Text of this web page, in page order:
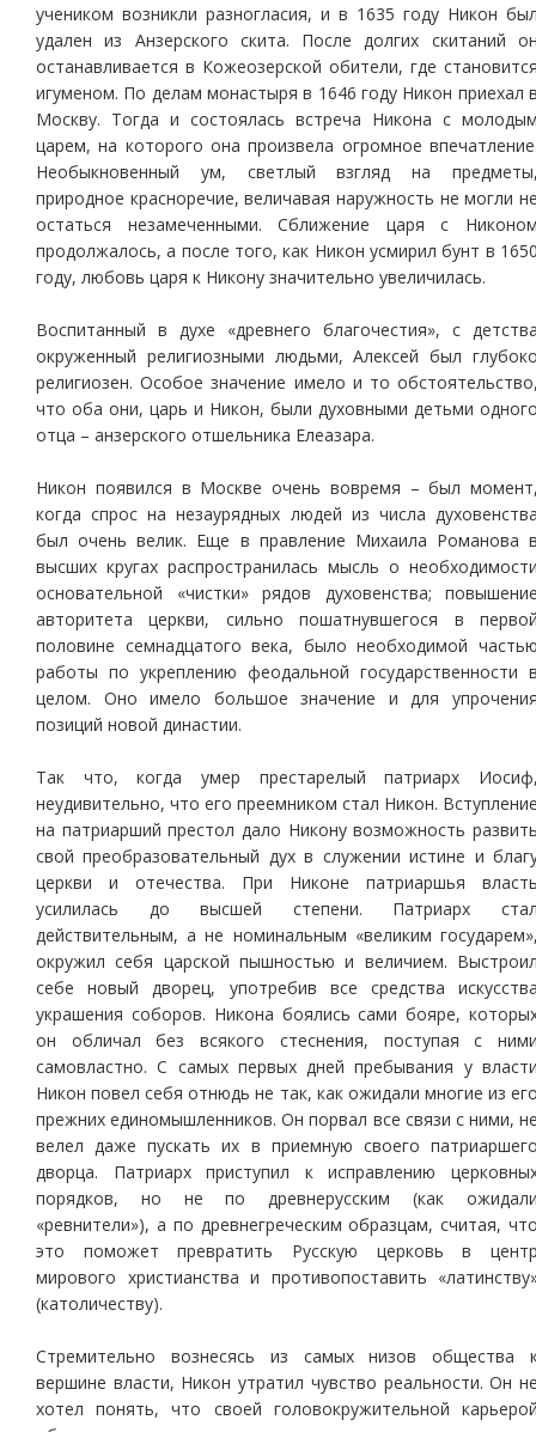
учеником возникли разногласия, и в 1635 году Никон
удален из Анзерского скита. После долгих скитаний
останавливается в Кожеозерской обители, где
игуменом. По делам монастыря в 1646 году Никон приехал
Москву. Тогда и состоялась встреча Никона с
царем, на которого она произвела огромное
Необыкновенный ум, светлый взгляд на
природное красноречие, величавая наружность не могли
остаться незамеченными. Сближение царя с
продолжалось, а после того, как Никон усмирил бунт в
году, любовь царя к Никону значительно увеличилась.
Воспитанный в духе «древнего благочестия», с
окруженный религиозными людьми, Алексей был
религиозен. Особое значение имело и то
что оба они, царь и Никон, были духовными детьми
отца – анзерского отшельника Елеазара.
Никон появился в Москве очень вовремя – был
когда спрос на незаурядных людей из числа
был очень велик. Еще в правление Михаила Романова
высших кругах распространилась мысль о
основательной «чистки» рядов духовенства;
авторитета церкви, сильно пошатнувшегося в
половине семнадцатого века, было необходимой
работы по укреплению феодальной государственности
целом. Оно имело большое значение и для
позиций новой династии.
Так что, когда умер престарелый патриарх
неудивительно, что его преемником стал Никон.
на патриарший престол дало Никону возможность
свой преобразовательный дух в служении истине и
церкви и отечества. При Никоне патриаршья
усилилась до высшей степени. Патриарх
действительным, а не номинальным «великим
окружил себя царской пышностью и величием.
себе новый дворец, употребив все средства
украшения соборов. Никона боялись сами бояре,
он обличал без всякого стеснения, поступая с
самовластно. С самых первых дней пребывания у
Никон повел себя отнюдь не так, как ожидали многие из
прежних единомышленников. Он порвал все связи с ними,
велел даже пускать их в приемную своего
дворца. Патриарх приступил к исправлению
порядков, но не по древнерусским (как
«ревнители»), а по древнегреческим образцам, считая,
это поможет превратить Русскую церковь в
мирового христианства и противопоставить
(католичеству).
Стремительно вознесясь из самых низов общества
вершине власти, Никон утратил чувство реальности. Он
хотел понять, что своей головокружительной